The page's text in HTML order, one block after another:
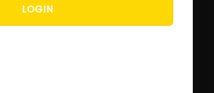
LOGIN